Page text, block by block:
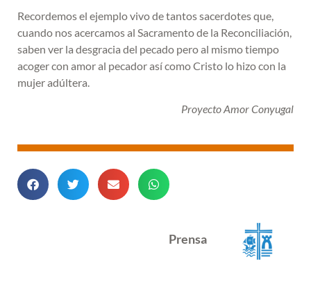
Recordemos el ejemplo vivo de tantos sacerdotes que,
cuando nos acercamos al Sacramento de la Reconciliación,
saben ver la desgracia del pecado pero al mismo tiempo
acoger con amor al pecador así como Cristo lo hizo con la
mujer adúltera.
Proyecto Amor Conyugal
Prensa